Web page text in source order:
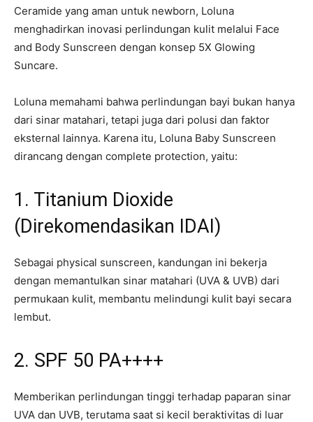
Ceramide yang aman untuk newborn, Loluna
menghadirkan inovasi perlindungan kulit melalui Face
and Body Sunscreen dengan konsep 5X Glowing
Suncare.
Loluna memahami bahwa perlindungan bayi bukan hanya
dari sinar matahari, tetapi juga dari polusi dan faktor
eksternal lainnya. Karena itu, Loluna Baby Sunscreen
dirancang dengan complete protection, yaitu:
1. Titanium Dioxide
(Direkomendasikan IDAI)
Sebagai physical sunscreen, kandungan ini bekerja
dengan memantulkan sinar matahari (UVA & UVB) dari
permukaan kulit, membantu melindungi kulit bayi secara
lembut.
2. SPF 50 PA++++
Memberikan perlindungan tinggi terhadap paparan sinar
UVA dan UVB, terutama saat si kecil beraktivitas di luar